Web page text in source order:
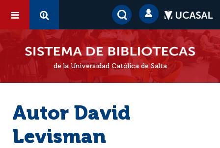
de la Universidad Católica de Salta
Autor David
Levisman